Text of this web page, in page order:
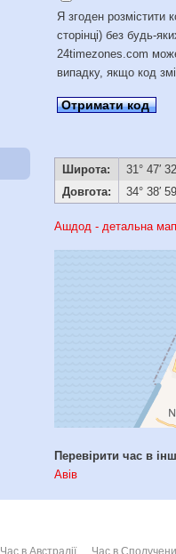
Я згоден розмістити
сторінці) без будь-
24timezones.com
випадку, якщо код
Отримати код
Широта:
31° 47′
Довгота:
34° 38′
Ашдод - детальна
Перевірити час в
Авів